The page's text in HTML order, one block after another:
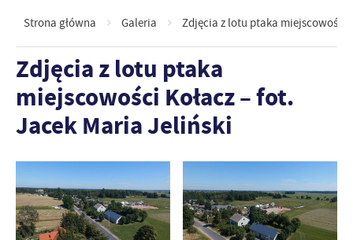
Strona główna Galeria Zdjęcia z lotu ptaka miejscowości
Zdjęcia z lotu ptaka
miejscowości Kołacz – fot.
Jacek Maria Jeliński